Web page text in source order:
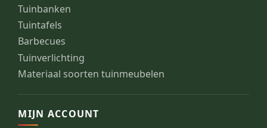
Tuinbanken
Tuintafels
Barbecues
Tuinverlichting
Materiaal soorten tuinmeubelen
MIJN ACCOUNT